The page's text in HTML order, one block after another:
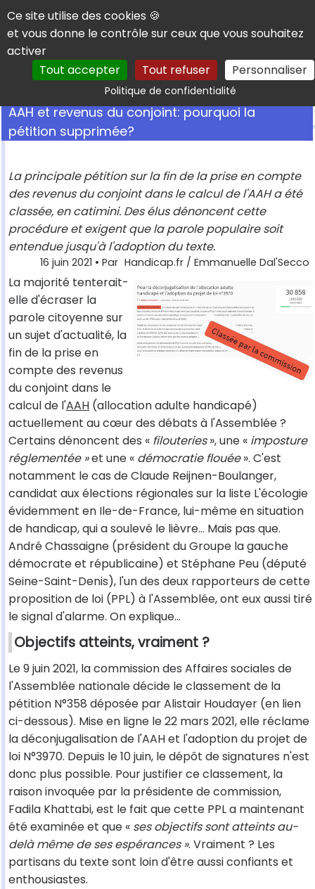
Panneau de gestion des cookies
Ce site utilise des cookies 🍪
et vous donne le contrôle sur ceux que vous souhaitez
activer
Tout accepter
Tout refuser Personnaliser
Politique de confidentialitéRechercher
AAH et revenus du conjoint: pourquoi la
pétition supprimée?
La principale pétition sur la fin de la prise en compte
des revenus du conjoint dans le calcul de l'AAH a été
classée, en catimini. Des élus dénoncent cette
procédure et exigent que la parole populaire soit
entendue jusqu'à l'adoption du texte.
16 juin 2021 • Par Handicap.fr / Emmanuelle Dal'Secco
La majorité tenterait-
elle d'écraser la
parole citoyenne sur
un sujet d'actualité, la
fin de la prise en
compte des revenus
du conjoint dans le
calcul de l'AAH (allocation adulte handicapé)
actuellement au cœur des débats à l'Assemblée ?
Certains dénoncent des « filouteries», une « imposture
réglementée »et une « démocratie flouée». C'est
notamment le cas de Claude Reijnen-Boulanger,
candidat aux élections régionales sur la liste L'écologie
évidemment en Ile-de-France, lui-même en situation
de handicap, qui a soulevé le lièvre… Mais pas que.
André Chassaigne (président du Groupe la gauche
démocrate et républicaine) et Stéphane Peu (député
Seine-Saint-Denis), l'un des deux rapporteurs de cette
proposition de loi (PPL) à l'Assemblée, ont eux aussi tiré
le signal d'alarme. On explique…
Objectifs atteints, vraiment ?
Le 9 juin 2021, la commission des Affaires sociales de
l'Assemblée nationale décide le classement de la
pétition N°358 déposée par Alistair Houdayer (en lien
ci-dessous). Mise en ligne le 22 mars 2021, elle réclame
la déconjugalisation de l'AAH et l'adoption du projet de
loi N°3970. Depuis le 10 juin, le dépôt de signatures n'est
donc plus possible. Pour justifier ce classement, la
raison invoquée par la présidente de commission,
Fadila Khattabi, est le fait que cette PPL a maintenant
été examinée et que « ses objectifs sont atteints au-
delà même de ses espérances ». Vraiment ? Les
partisans du texte sont loin d'être aussi confiants et
enthousiastes.